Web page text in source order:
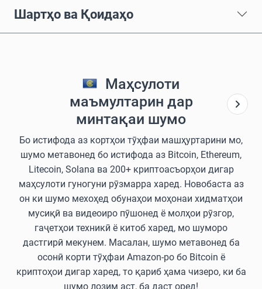
Шартҳо ва Қоидаҳо
Маҳсулоти
маъмултарин дар
минтақаи шумо
Бо истифода аз кортҳои тӯҳфаи машҳуртарини мо,
шумо метавонед бо истифода аз Bitcoin, Ethereum,
Litecoin, Solana ва 200+ криптоасъорҳои дигар
маҳсулоти гуногуни рӯзмарра харед. Новобаста аз
он ки шумо мехоҳед обунаҳои моҳонаи хидматҳои
мусиқӣ ва видеоиро пӯшонед ё молҳои рӯзгор,
гаҷетҳои техникӣ ё китоб харед, мо шуморо
дастгирӣ мекунем. Масалан, шумо метавонед ба
осонӣ корти тӯҳфаи Amazon-ро бо Bitcoin ё
криптоҳои дигар харед, то қариб ҳама чизеро, ки ба
шумо лозим аст, ба даст оред!